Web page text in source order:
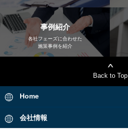
事例紹介
各社フェーズに合わせた
施策事例を紹介
Back to Top
Home
会社情報